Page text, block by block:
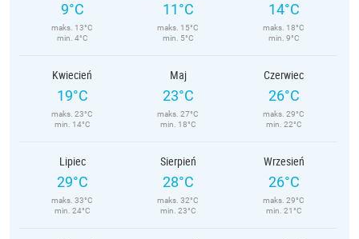
9°C
maks. 13°C
min. 4°C
11°C
maks. 15°C
min. 5°C
14°C
maks. 18°C
min. 9°C
Kwiecień
19°C
maks. 23°C
min. 14°C
Maj
23°C
maks. 27°C
min. 18°C
Czerwiec
26°C
maks. 29°C
min. 22°C
Lipiec
29°C
maks. 33°C
min. 24°C
Sierpień
28°C
maks. 32°C
min. 23°C
Wrzesień
26°C
maks. 29°C
min. 21°C